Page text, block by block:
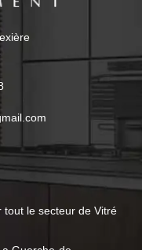
tout le secteur de Vitré